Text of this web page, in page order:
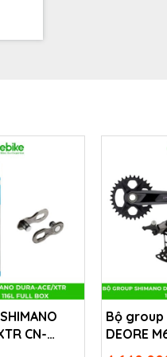
CN-
Full Box
Bộ group
DEORE
gồm BB